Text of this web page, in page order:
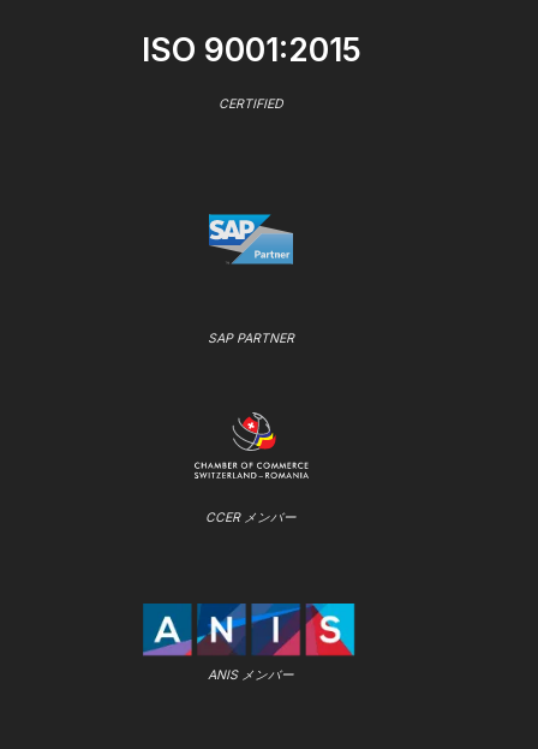
ISO 9001:2015
CERTIFIED
SAP PARTNER
CCER メンバー
ANIS メンバー